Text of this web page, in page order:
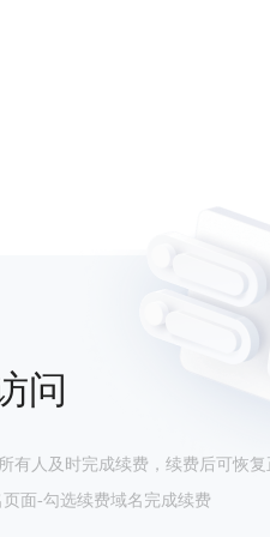
问
有人及时完成续费，续费后可恢复
面-勾选续费域名完成续费